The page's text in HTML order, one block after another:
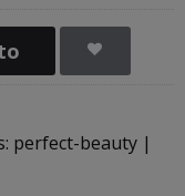
perfect-beauty |